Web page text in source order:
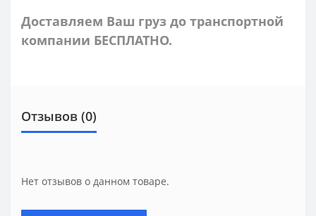
Доставляем Ваш груз до транспортной
компании БЕСПЛАТНО.
Отзывов (0)
Нет отзывов о данном товаре.